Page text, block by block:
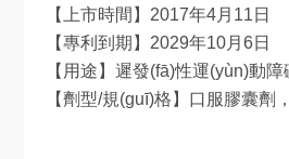
【上市時間】2017年4月11日
【專利到期】2029年10月6日
【用途】遲發(fā)性運(yùn)動障
【劑型/規(guī)格】口服膠囊劑